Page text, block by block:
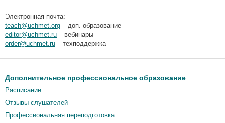
Электронная почта:
teach@uchmet.org – доп. образование
editor@uchmet.ru – вебинары
order@uchmet.ru – техподдержка
Дополнительное профессиональное образование
Расписание
Отзывы слушателей
Профессиональная переподготовка